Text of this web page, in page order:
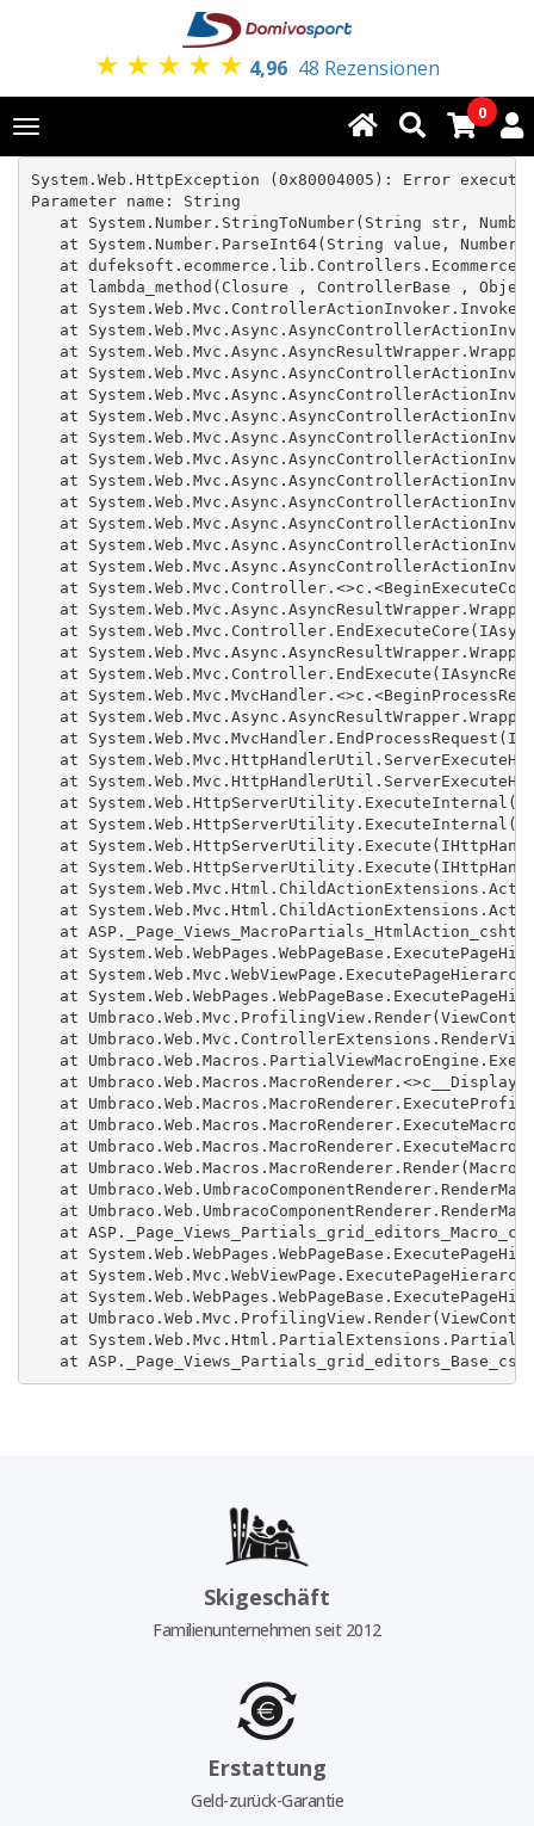
★ ★ ★ ★ ★ 4,96 48 Rezensionen
Toggle
navigation
0
System.Web.HttpException (0x80004005): Error
Parameter name: String
at System.Number.StringToNumber(String str,
at System.Number.ParseInt64(String value,
at
at lambda_method(Closure , ControllerBase ,
at
at
at
at
at
at
at
at
at
at
at
at
at
at
at
at
at
at
at
at
at
at
at
at
at
at
at
at
at
at
at
at
at
at
at
at
at
at
at
at
at
at
at
at
at
at
at
at
at
at
Skigeschäft
Familienunternehmen seit 2012
Erstattung
Geld-zurück-Garantie